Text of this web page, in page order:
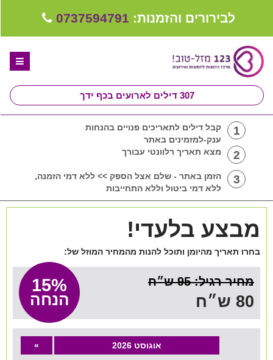
לבירורים והזמנות: 0737594791
307 דילים לארועים בכף ידך
ספקים לחתונה מומלצים
קבלו ייעוץ בחינם
קבוצת וואטסאפ-ספקים עונים LIVE
שירות אישי בקליק
1
קבל דילים לתאריכים פנויים בהנחות
ענק-למזמינים באתר
2 מצא תאריך רלוונטי עבורך
3
הזמן באתר - שלם אצל הספק >> ללא דמי הזמנה,
ללא דמי ביטול וללא התחייבות
מבצע בלעדי!
בחרו תאריך מהיומן ותוכל להנות מהמחיר המוזל של:
15%
הנחה
מחיר רגיל: 95 ש״ח
80 ש״ח
אוגוסט 2026 »